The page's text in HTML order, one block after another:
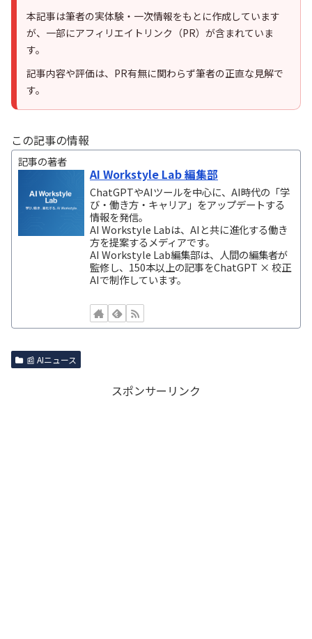
本記事は筆者の実体験・一次情報をもとに作成しています
が、一部にアフィリエイトリンク（PR）が含まれていま
す。
記事内容や評価は、PR有無に関わらず筆者の正直な見解で
す。
この記事の情報
記事の著者
AI Workstyle Lab 編集部
ChatGPTやAIツールを中心に、AI時代の「学
び・働き方・キャリア」をアップデートする
情報を発信。
AI Workstyle Labは、AIと共に進化する働き
方を提案するメディアです。
AI Workstyle Lab編集部は、人間の編集者が
監修し、150本以上の記事をChatGPT × 校正
AIで制作しています。
📰 AIニュース
スポンサーリンク